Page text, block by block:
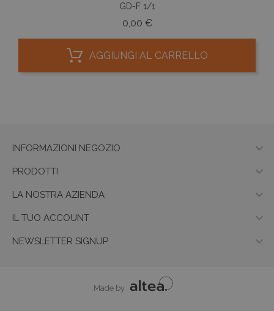
GD-F 1/1
0,00 €Prezzo
AGGIUNGI AL CARRELLO
INFORMAZIONI NEGOZIO 
PRODOTTI 
LA NOSTRA AZIENDA 
IL TUO ACCOUNT 
NEWSLETTER SIGNUP 
Made by